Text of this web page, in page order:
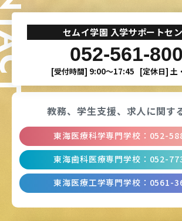
セムイ学園 入学サポートセ
052-561-
[受付時間] 9:00〜17:45 [定休日] 土
教務、学生支援、 求人に関す
東海医療科学専門学校 ： 052-
東海歯科医療専門学校 ： 052-
東海医療工学専門学校 ： 0561-